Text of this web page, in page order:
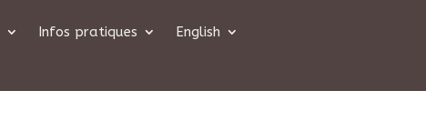
Infos pratiques
English